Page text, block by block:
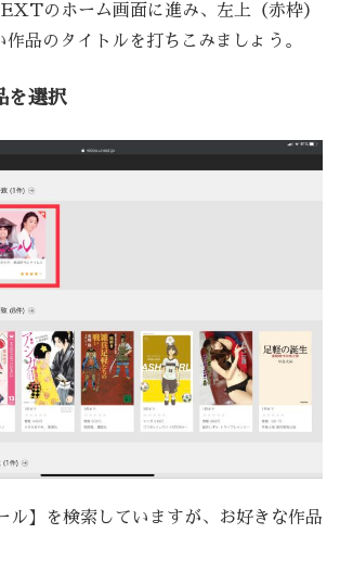
のホーム画面に進み、左上（赤枠）
品のタイトルを打ちこみましょう。
選択
ル】を検索していますが、お好きな作品